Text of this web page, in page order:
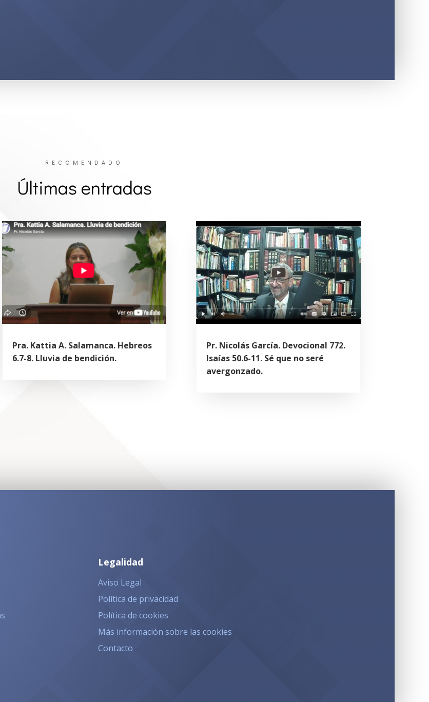
RECOMENDADO
Últimas entradas
Pra. Kattia A. Salamanca. Hebreos
6.7-8. Lluvia de bendición.
Pr. Nicolás García. Devocional 772.
Isaías 50.6-11. Sé que no seré
avergonzado.
Legalidad
Aviso Legal
Política de privacidad
Política de cookies
Más información sobre las cookies
Contacto